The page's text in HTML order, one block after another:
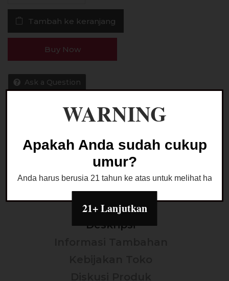
Paradewa
Apple
Zeus
Indo
Tambah ke keranjang
Buy Now
Ask a Question
Deskripsi
WARNING
Apakah Anda sudah cukup
umur?
Anda harus berusia 21 tahun ke atas untuk melihat
21+ Lanjutkan